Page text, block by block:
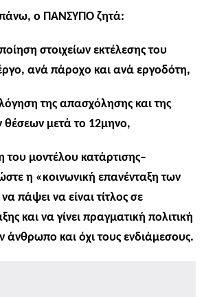
ο ΠΑΝΣΥΠΟ ζητά:
στοιχείων εκτέλεσης του
ανά πάροχο και ανά εργοδότη,
της απασχόλησης και της
θέσεων μετά το 12μηνο,
του μοντέλου κατάρτισης–
η «κοινωνική επανένταξη των
πάψει να είναι τίτλος σε
και να γίνει πραγματική πολιτική
άνθρωπο και όχι τους ενδιάμεσους.